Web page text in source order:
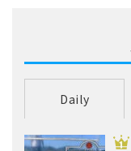
Daily